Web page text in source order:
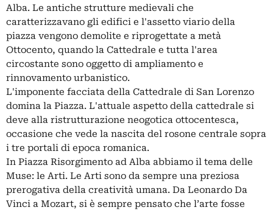
Alba. Le antiche strutture medievali che
caratterizzavano gli edifici e l'assetto viario della
piazza vengono demolite e riprogettate a metà
Ottocento, quando la Cattedrale e tutta l'area
circostante sono oggetto di ampliamento e
rinnovamento urbanistico.
L'imponente facciata della Cattedrale di San Lorenzo
domina la Piazza. L'attuale aspetto della cattedrale si
deve alla ristrutturazione neogotica ottocentesca,
occasione che vede la nascita del rosone centrale sopra
i tre portali di epoca romanica.
In Piazza Risorgimento ad Alba abbiamo il tema delle
Muse: le Arti. Le Arti sono da sempre una preziosa
prerogativa della creatività umana. Da Leonardo Da
Vinci a Mozart, si è sempre pensato che l’arte fosse